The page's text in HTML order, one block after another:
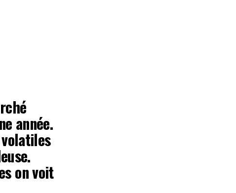
année.
on voit